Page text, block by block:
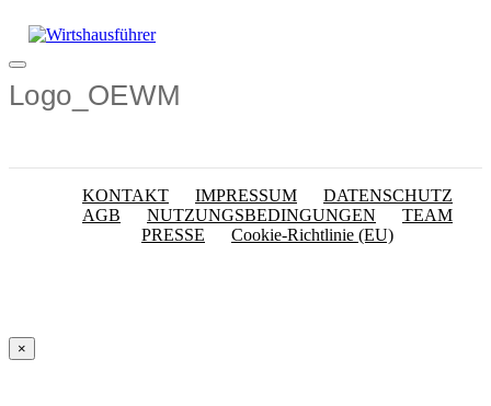
Inhalt
Menü
Logo_OEWM
KONTAKT IMPRESSUM
DATENSCHUTZ
AGB
NUTZUNGSBEDINGUNGEN
TEAM
PRESSE
Cookie-Richtlinie (EU)
×